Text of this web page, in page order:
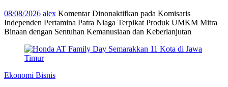
08/08/2026 alex Komentar Dinonaktifkan pada Komisaris
Independen Pertamina Patra Niaga Terpikat Produk UMKM Mitra
Binaan dengan Sentuhan Kemanusiaan dan Keberlanjutan
Ekonomi Bisnis